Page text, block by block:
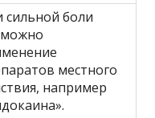
сильной боли
местного
например